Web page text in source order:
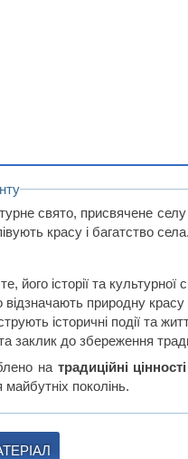
свято, присвячене
красу і багатство села.
його історії та культурної
відзначають природну
історичні події та
заклик до збереження
на традиційні цінності
майбутніх поколінь.